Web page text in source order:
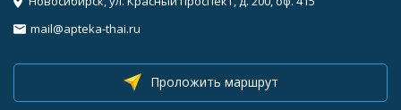
mail@apteka-thai.ru
Проложить маршрут